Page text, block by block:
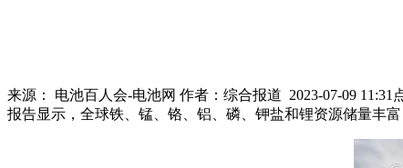
来源： 电池百人会-电池网 作者： 综合报道 2023-07-09 11:31
报告显示，全球铁、锰、铬、铝、磷、钾盐和锂资源储量丰